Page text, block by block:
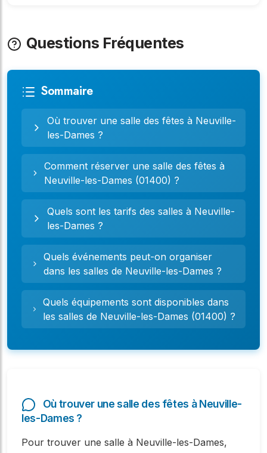
Questions Fréquentes
Sommaire
Où trouver une salle des fêtes à Neuville-
les-Dames ?
Comment réserver une salle des fêtes à
Neuville-les-Dames (01400) ?
Quels sont les tarifs des salles à Neuville-
les-Dames ?
Quels événements peut-on organiser
dans les salles de Neuville-les-Dames ?
Quels équipements sont disponibles dans
les salles de Neuville-les-Dames (01400) ?
Où trouver une salle des fêtes à Neuville-
les-Dames ?
Pour trouver une salle à Neuville-les-Dames,